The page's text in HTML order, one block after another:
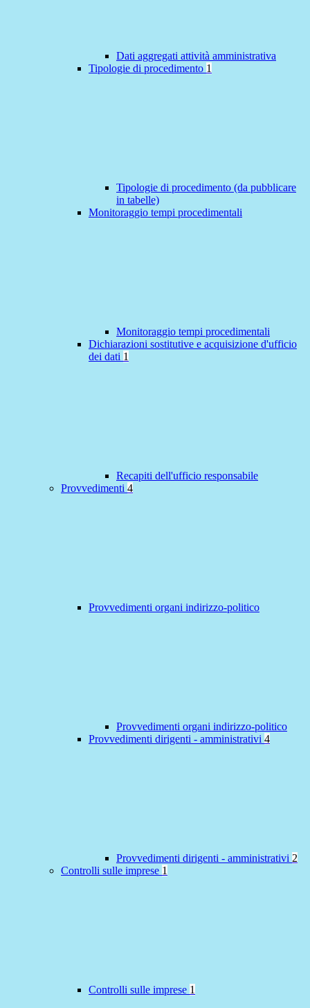
Dati aggregati attività amministrativa
Tipologie di procedimento 1
Tipologie di procedimento (da pubblicare
in tabelle)
Monitoraggio tempi procedimentali
Monitoraggio tempi procedimentali
Dichiarazioni sostitutive e acquisizione d'ufficio
dei dati 1
Recapiti dell'ufficio responsabile
Provvedimenti 4
Provvedimenti organi indirizzo-politico
Provvedimenti organi indirizzo-politico
Provvedimenti dirigenti - amministrativi 4
Provvedimenti dirigenti - amministrativi 2
Controlli sulle imprese 1
Controlli sulle imprese 1